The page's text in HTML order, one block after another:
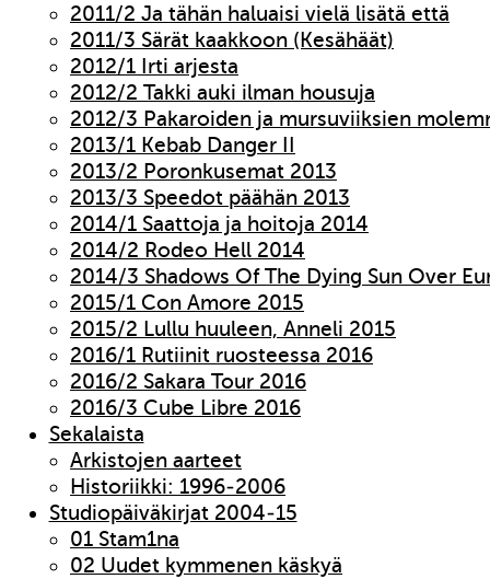
2011/2 Ja tähän haluaisi vielä lisätä että
2011/3 Särät kaakkoon (Kesähäät)
2012/1 Irti arjesta
2012/2 Takki auki ilman housuja
2012/3 Pakaroiden ja mursuviiksien
2013/1 Kebab Danger II
2013/2 Poronkusemat 2013
2013/3 Speedot päähän 2013
2014/1 Saattoja ja hoitoja 2014
2014/2 Rodeo Hell 2014
2014/3 Shadows Of The Dying Sun Over
2015/1 Con Amore 2015
2015/2 Lullu huuleen, Anneli 2015
2016/1 Rutiinit ruosteessa 2016
2016/2 Sakara Tour 2016
2016/3 Cube Libre 2016
Sekalaista
Arkistojen aarteet
Historiikki: 1996-2006
Studiopäiväkirjat 2004-15
01 Stam1na
02 Uudet kymmenen käskyä